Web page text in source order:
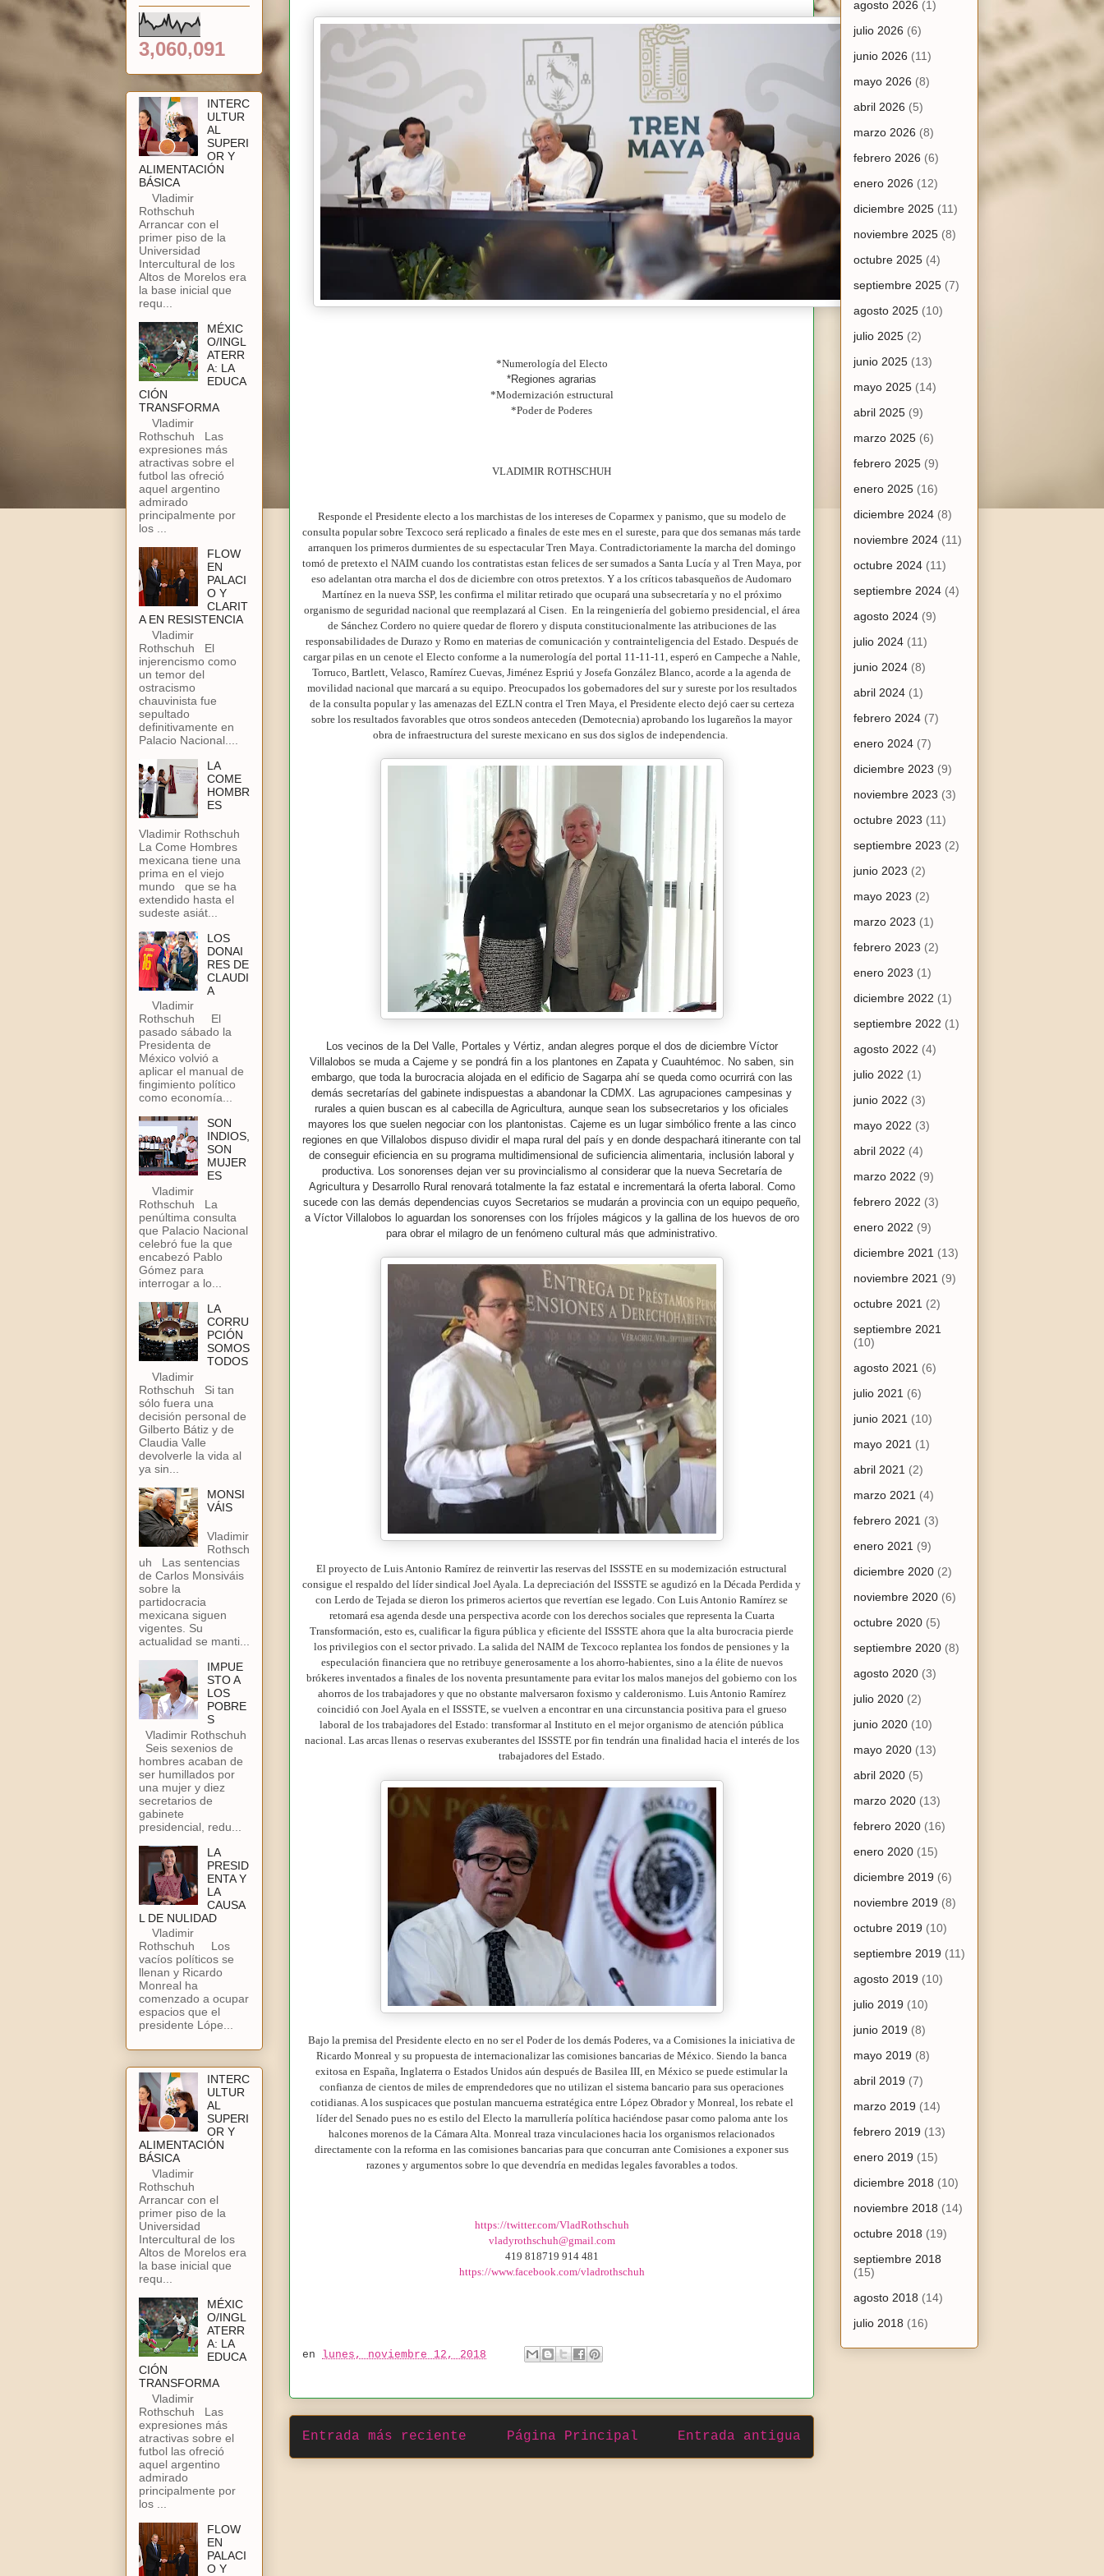
*Numerología del Electo
*Regiones agrarias
*Modernización estructural
*Poder de Poderes
VLADIMIR ROTHSCHUH
Responde el Presidente electo a los marchistas de los intereses de Coparmex y panismo, que su modelo de
consulta popular sobre Texcoco será replicado a finales de este mes en el sureste, para que dos semanas más tarde
arranquen los primeros durmientes de su espectacular Tren Maya. Contradictoriamente la marcha del domingo
tomó de pretexto el NAIM cuando los contratistas estan felices de ser sumados a Santa Lucía y al Tren Maya, por
eso adelantan otra marcha el dos de diciembre con otros pretextos. Y a los críticos tabasqueños de Audomaro
Martínez en la nueva SSP, les confirma el militar retirado que ocupará una subsecretaría y no el próximo
organismo de seguridad nacional que reemplazará al Cisen. En la reingeniería del gobierno presidencial, el área
de Sánchez Cordero no quiere quedar de florero y disputa constitucionalmente las atribuciones de las
responsabilidades de Durazo y Romo en materias de comunicación y contrainteligencia del Estado. Después de
cargar pilas en un cenote el Electo conforme a la numerología del portal 11-11-11, esperó en Campeche a Nahle,
Torruco, Bartlett, Velasco, Ramírez Cuevas, Jiménez Espriú y Josefa González Blanco, acorde a la agenda de
movilidad nacional que marcará a su equipo. Preocupados los gobernadores del sur y sureste por los resultados
de la consulta popular y las amenazas del EZLN contra el Tren Maya, el Presidente electo dejó caer su certeza
sobre los resultados favorables que otros sondeos anteceden (Demotecnia) aprobando los lugareños la mayor
obra de infraestructura del sureste mexicano en sus dos siglos de independencia.
Los vecinos de la Del Valle, Portales y Vértiz, andan alegres porque el dos de diciembre Víctor
Villalobos se muda a Cajeme y se pondrá fin a los plantones en Zapata y Cuauhtémoc. No saben, sin
embargo, que toda la burocracia alojada en el edificio de Sagarpa ahí se queda como ocurrirá con las
demás secretarías del gabinete indispuestas a abandonar la CDMX. Las agrupaciones campesinas y
rurales a quien buscan es al cabecilla de Agricultura, aunque sean los subsecretarios y los oficiales
mayores los que suelen negociar con los plantonistas. Cajeme es un lugar simbólico frente a las cinco
regiones en que Villalobos dispuso dividir el mapa rural del país y en donde despachará itinerante con tal
de conseguir eficiencia en su programa multidimensional de suficiencia alimentaria, inclusión laboral y
productiva. Los sonorenses dejan ver su provincialismo al considerar que la nueva Secretaría de
Agricultura y Desarrollo Rural renovará totalmente la faz estatal e incrementará la oferta laboral. Como
sucede con las demás dependencias cuyos Secretarios se mudarán a provincia con un equipo pequeño,
a Víctor Villalobos lo aguardan los sonorenses con los fríjoles mágicos y la gallina de los huevos de oro
para obrar el milagro de un fenómeno cultural más que administrativo.
El proyecto de Luis Antonio Ramírez de reinvertir las reservas del ISSSTE en su modernización estructural
consigue el respaldo del líder sindical Joel Ayala. La depreciación del ISSSTE se agudizó en la Década Perdida y
con Lerdo de Tejada se dieron los primeros aciertos que revertían ese legado. Con Luis Antonio Ramírez se
retomará esa agenda desde una perspectiva acorde con los derechos sociales que representa la Cuarta
Transformación, esto es, cualificar la figura pública y eficiente del ISSSTE ahora que la alta burocracia pierde
los privilegios con el sector privado. La salida del NAIM de Texcoco replantea los fondos de pensiones y la
especulación financiera que no retribuye generosamente a los ahorro-habientes, sino a la élite de nuevos
brókeres inventados a finales de los noventa presuntamente para evitar los malos manejos del gobierno con los
ahorros de los trabajadores y que no obstante malversaron foxismo y calderonismo. Luis Antonio Ramírez
coincidió con Joel Ayala en el ISSSTE, se vuelven a encontrar en una circunstancia positiva para el grueso
laboral de los trabajadores del Estado: transformar al Instituto en el mejor organismo de atención pública
nacional. Las arcas llenas o reservas exuberantes del ISSSTE por fin tendrán una finalidad hacia el interés de los
trabajadores del Estado.
Bajo la premisa del Presidente electo en no ser el Poder de los demás Poderes, va a Comisiones la iniciativa de
Ricardo Monreal y su propuesta de internacionalizar las comisiones bancarias de México. Siendo la banca
exitosa en España, Inglaterra o Estados Unidos aún después de Basilea III, en México se puede estimular la
confianza de cientos de miles de emprendedores que no utilizan el sistema bancario para sus operaciones
cotidianas. A los suspicaces que postulan mancuerna estratégica entre López Obrador y Monreal, los rebate el
líder del Senado pues no es estilo del Electo la marrullería política haciéndose pasar como paloma ante los
halcones morenos de la Cámara Alta. Monreal traza vinculaciones hacia los organismos relacionados
directamente con la reforma en las comisiones bancarias para que concurran ante Comisiones a exponer sus
razones y argumentos sobre lo que devendría en medidas legales favorables a todos.
https://twitter.com/VladRothschuh
vladyrothschuh@gmail.com
419 818719 914 481
https://www.facebook.com/vladrothschuh
en lunes, noviembre 12, 2018
Entrada más reciente Entrada antigua
Página Principal
3,060,091
INTERC
ULTUR
AL
SUPERI
OR Y
ALIMENTACIÓN
BÁSICA
Vladimir
Rothschuh
Arrancar con el
primer piso de la
Universidad
Intercultural de los
Altos de Morelos era
la base inicial que
requ...
MÉXIC
O/INGL
ATERR
A: LA
EDUCA
CIÓN
TRANSFORMA
Vladimir
Rothschuh Las
expresiones más
atractivas sobre el
futbol las ofreció
aquel argentino
admirado
principalmente por
los ...
FLOW
EN
PALACI
O Y
CLARIT
A EN RESISTENCIA
Vladimir
Rothschuh El
injerencismo como
un temor del
ostracismo
chauvinista fue
sepultado
definitivamente en
Palacio Nacional....
LA
COME
HOMBR
ES
Vladimir Rothschuh
La Come Hombres
mexicana tiene una
prima en el viejo
mundo que se ha
extendido hasta el
sudeste asiát...
LOS
DONAI
RES DE
CLAUDI
A
Vladimir
Rothschuh El
pasado sábado la
Presidenta de
México volvió a
aplicar el manual de
fingimiento político
como economía...
SON
INDIOS,
SON
MUJER
ES
Vladimir
Rothschuh La
penúltima consulta
que Palacio Nacional
celebró fue la que
encabezó Pablo
Gómez para
interrogar a lo...
LA
CORRU
PCIÓN
SOMOS
TODOS
Vladimir
Rothschuh Si tan
sólo fuera una
decisión personal de
Gilberto Bátiz y de
Claudia Valle
devolverle la vida al
ya sin...
MONSI
VÁIS
Vladimir
Rothsch
uh Las sentencias
de Carlos Monsiváis
sobre la
partidocracia
mexicana siguen
vigentes. Su
actualidad se manti...
IMPUE
STO A
LOS
POBRE
S
Vladimir Rothschuh
Seis sexenios de
hombres acaban de
ser humillados por
una mujer y diez
secretarios de
gabinete
presidencial, redu...
LA
PRESID
ENTA Y
LA
CAUSA
L DE NULIDAD
Vladimir
Rothschuh Los
vacíos políticos se
llenan y Ricardo
Monreal ha
comenzado a ocupar
espacios que el
presidente Lópe...
INTERC
ULTUR
AL
SUPERI
OR Y
ALIMENTACIÓN
BÁSICA
Vladimir
Rothschuh
Arrancar con el
primer piso de la
Universidad
Intercultural de los
Altos de Morelos era
la base inicial que
requ...
MÉXIC
O/INGL
ATERR
A: LA
EDUCA
CIÓN
TRANSFORMA
Vladimir
Rothschuh Las
expresiones más
atractivas sobre el
futbol las ofreció
aquel argentino
admirado
principalmente por
los ...
FLOW
EN
PALACI
O Y
agosto 2026 (1)
julio 2026 (6)
junio 2026 (11)
mayo 2026 (8)
abril 2026 (5)
marzo 2026 (8)
febrero 2026 (6)
enero 2026 (12)
diciembre 2025 (11)
noviembre 2025 (8)
octubre 2025 (4)
septiembre 2025 (7)
agosto 2025 (10)
julio 2025 (2)
junio 2025 (13)
mayo 2025 (14)
abril 2025 (9)
marzo 2025 (6)
febrero 2025 (9)
enero 2025 (16)
diciembre 2024 (8)
noviembre 2024 (11)
octubre 2024 (11)
septiembre 2024 (4)
agosto 2024 (9)
julio 2024 (11)
junio 2024 (8)
abril 2024 (1)
febrero 2024 (7)
enero 2024 (7)
diciembre 2023 (9)
noviembre 2023 (3)
octubre 2023 (11)
septiembre 2023 (2)
junio 2023 (2)
mayo 2023 (2)
marzo 2023 (1)
febrero 2023 (2)
enero 2023 (1)
diciembre 2022 (1)
septiembre 2022 (1)
agosto 2022 (4)
julio 2022 (1)
junio 2022 (3)
mayo 2022 (3)
abril 2022 (4)
marzo 2022 (9)
febrero 2022 (3)
enero 2022 (9)
diciembre 2021 (13)
noviembre 2021 (9)
octubre 2021 (2)
septiembre 2021
(10)
agosto 2021 (6)
julio 2021 (6)
junio 2021 (10)
mayo 2021 (1)
abril 2021 (2)
marzo 2021 (4)
febrero 2021 (3)
enero 2021 (9)
diciembre 2020 (2)
noviembre 2020 (6)
octubre 2020 (5)
septiembre 2020 (8)
agosto 2020 (3)
julio 2020 (2)
junio 2020 (10)
mayo 2020 (13)
abril 2020 (5)
marzo 2020 (13)
febrero 2020 (16)
enero 2020 (15)
diciembre 2019 (6)
noviembre 2019 (8)
octubre 2019 (10)
septiembre 2019 (11)
agosto 2019 (10)
julio 2019 (10)
junio 2019 (8)
mayo 2019 (8)
abril 2019 (7)
marzo 2019 (14)
febrero 2019 (13)
enero 2019 (15)
diciembre 2018 (10)
noviembre 2018 (14)
octubre 2018 (19)
septiembre 2018
(15)
agosto 2018 (14)
julio 2018 (16)